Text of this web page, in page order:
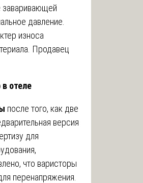
заваривающей
давление.
износа
Продавец
отеле
после того, как две
версия
для
что варисторы
перенапряжения.